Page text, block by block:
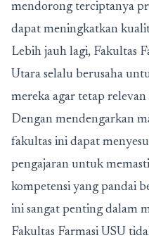
mendorong terciptanya
dapat meningkatkan
Lebih jauh lagi, Fakultas
Utara selalu berusaha
mereka agar tetap
Dengan mendengarkan
fakultas ini dapat
pengajaran untuk
kompetensi yang pandai
ini sangat penting dalam
Fakultas Farmasi USU